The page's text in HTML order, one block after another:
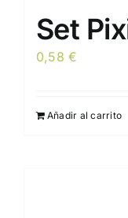
Set
0,58€
Añadir al carrito